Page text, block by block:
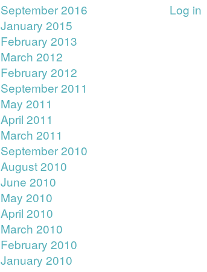
September 2016
January 2015
February 2013
March 2012
February 2012
September 2011
May 2011
April 2011
March 2011
September 2010
August 2010
June 2010
May 2010
April 2010
March 2010
February 2010
January 2010
Log in